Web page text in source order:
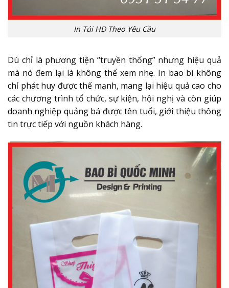
In Túi HD Theo Yêu Cầu
Dù chỉ là phương tiện “truyền thống” nhưng hiệu quả
mà nó đem lại là không thể xem nhẹ. In bao bì không
chỉ phát huy được thế mạnh, mang lại hiệu quả cao cho
các chương trình tổ chức, sự kiện, hội nghị và còn giúp
doanh nghiệp quảng bá được tên tuổi, giới thiệu thông
tin trực tiếp với nguồn khách hàng.